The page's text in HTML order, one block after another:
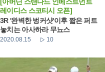
레이디스 스코티시 오픈]
3R '완벽한 벙커샷'이후 짧은 퍼트
놓치는 아사하라 무뇨스
2020.08.15 10